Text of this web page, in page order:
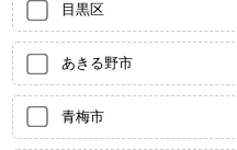
目黒区
あきる野市
青梅市